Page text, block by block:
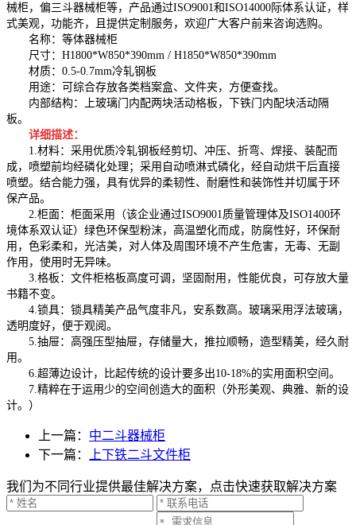
械柜，偏三斗器械柜等，产品通过ISO9001和ISO14000际体系认证，样
式美观，功能齐，且提供定制服务，欢迎广大客户前来咨询选购。
名称：等体器械柜
尺寸：H1800*W850*390mm / H1850*W850*390mm
材质：0.5-0.7mm冷轧钢板
用途：可综合存放各类档案盒、文件夹，方便查找。
内部结构：上玻璃门内配两块活动格板，下铁门内配块活动隔
板。
详细描述：
1.材料：采用优质冷轧钢板经剪切、冲压、折弯、焊接、装配而
成，喷塑前均经磷化处理；采用自动喷淋式磷化，经自动烘干后直接
喷塑。结合能力强，具有优异的柔韧性、耐磨性和装饰性并切属于环
保产品。
2.柜面：柜面采用（该企业通过ISO9001质量管理体及ISO1400环
境体系双认证）绿色环保型粉沫，高温塑化而成，防腐性好，环保耐
用，色彩柔和，光洁美，对人体及周围环境不产生危害，无毒、无副
作用，使用时无异味。
3.格板：文件柜格板高度可调，坚固耐用，性能优良，可存放大量
书籍不变。
4.锁具：锁具精美产品气度非凡，安系数高。玻璃采用浮法玻璃，
透明度好，便于观阅。
5.抽屉：高强压型抽屉，存储量大，推拉顺畅，造型精美，经久耐
用。
6.超薄边设计，比起传统的设计要多出10-18%的实用面积空间。
7.精粹在于运用少的空间创造大的面积（外形美观、典雅、新的设
计。）
上一篇： 中二斗器械柜
下一篇：
上下铁二斗文件柜
我们为不同行业提供最佳解决方案，点击快速获取解决方案